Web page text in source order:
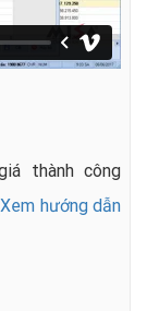
thành công
Xem hướng dẫn